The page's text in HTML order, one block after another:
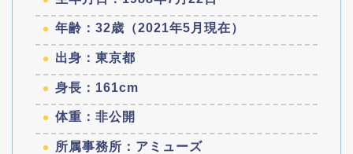
年齢：32歳（2021年5月現在）
出身：東京都
身長：161cm
体重：非公開
所属事務所：アミューズ